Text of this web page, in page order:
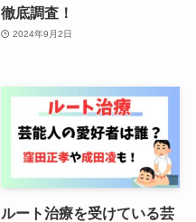
徹底調査！
2024年9月2日
ルート治療を受けている芸